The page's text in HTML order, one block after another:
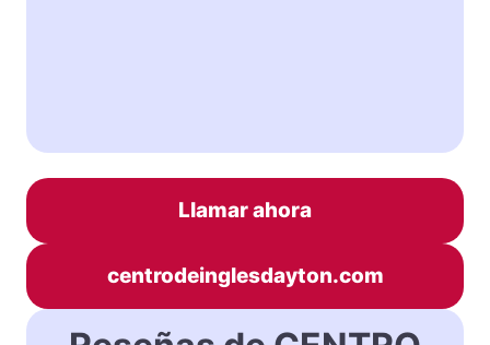
Llamar ahora
centrodeinglesdayton.com